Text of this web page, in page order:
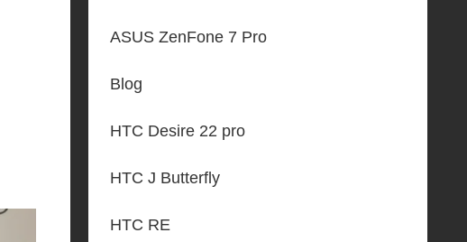
ASUS ZenFone 7 Pro
Blog
HTC Desire 22 pro
HTC J Butterfly
HTC RE